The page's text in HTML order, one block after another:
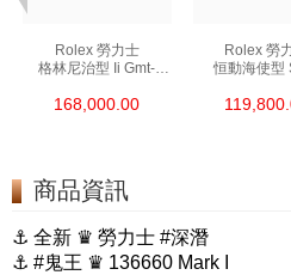
Rolex 勞力士
格林尼治型 Ii Gmt-
0002 18kt玫瑰金/鋼
168,000.00
Rolex 勞
恒動海使型
精鋼 單
商品資訊
⚓ 全新 ♛ 勞力士 #深潛
⚓ #鬼王 ♛ 136660 Mark I